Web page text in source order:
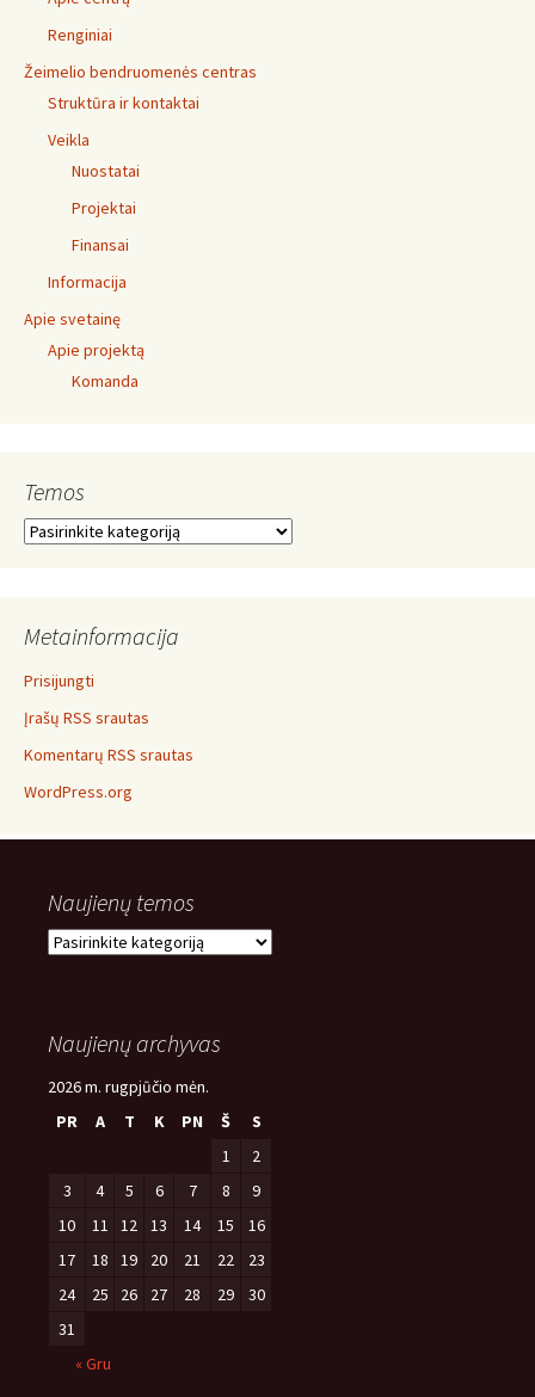
Renginiai
Žeimelio bendruomenės centras
Struktūra ir kontaktai
Veikla
Nuostatai
Projektai
Finansai
Informacija
Apie svetainę
Apie projektą
Komanda
Temos
Temos
Metainformacija
Prisijungti
Įrašų RSS srautas
Komentarų RSS srautas
WordPress.org
Naujienų temos
Naujienų
Naujienų archyvas
2026 m. rugpjūčio mėn.
PR
A T K PN Š
S
1
2
3
4 5 6 7 8
9
10
11 12 13 14 15
16
17
18 19 20 21 22
23
24
25 26 27 28 29
30
31
« Gru